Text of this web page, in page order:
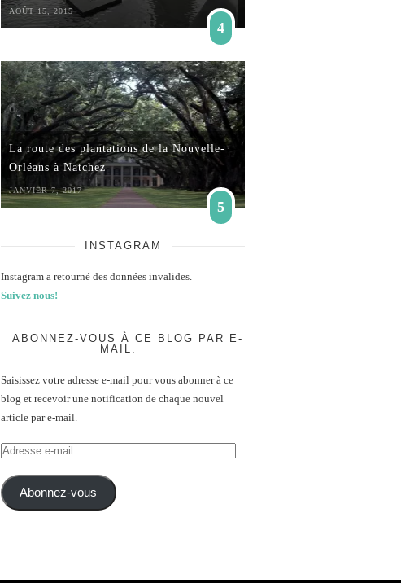
AOÛT 15, 2015
4
La route des plantations de la Nouvelle-
Orléans à Natchez
JANVIER 7, 2017
5
INSTAGRAM
Instagram a retourné des données invalides.
Suivez nous!
ABONNEZ-VOUS À CE BLOG PAR E-
MAIL.
Saisissez votre adresse e-mail pour vous abonner à ce
blog et recevoir une notification de chaque nouvel
article par e-mail.
Adresse
mail Abonnez-vous